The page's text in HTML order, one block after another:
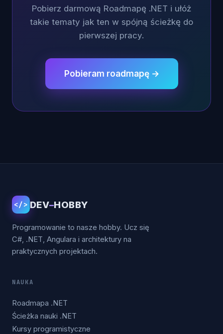
Pobierz darmową Roadmapę .NET i ułóż
takie tematy jak ten w spójną ścieżkę do
pierwszej pracy.
Pobieram roadmapę →
</> DEV–HOBBY
Programowanie to nasze hobby. Ucz się
C#, .NET, Angulara i architektury na
praktycznych projektach.
NAUKA
Roadmapa .NET
Ścieżka nauki .NET
Kursy programistyczne